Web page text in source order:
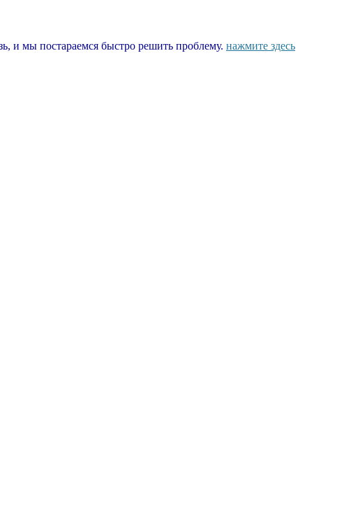
и мы постараемся быстро решить проблему. нажмите здесь